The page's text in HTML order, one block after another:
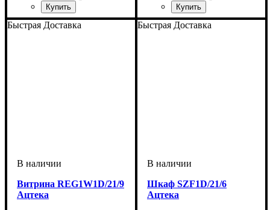
ширина, мм: 3300
высота, мм: 470
глубина, мм: 2100 ширина, мм: 600
высота, мм: 2100
глубина, мм: 410
Быстрая Доставка
Витрина REG1W1D/21/9
Ацтека
Быстрая Доставка
Шкаф SZF1D/21/6
Ацтека